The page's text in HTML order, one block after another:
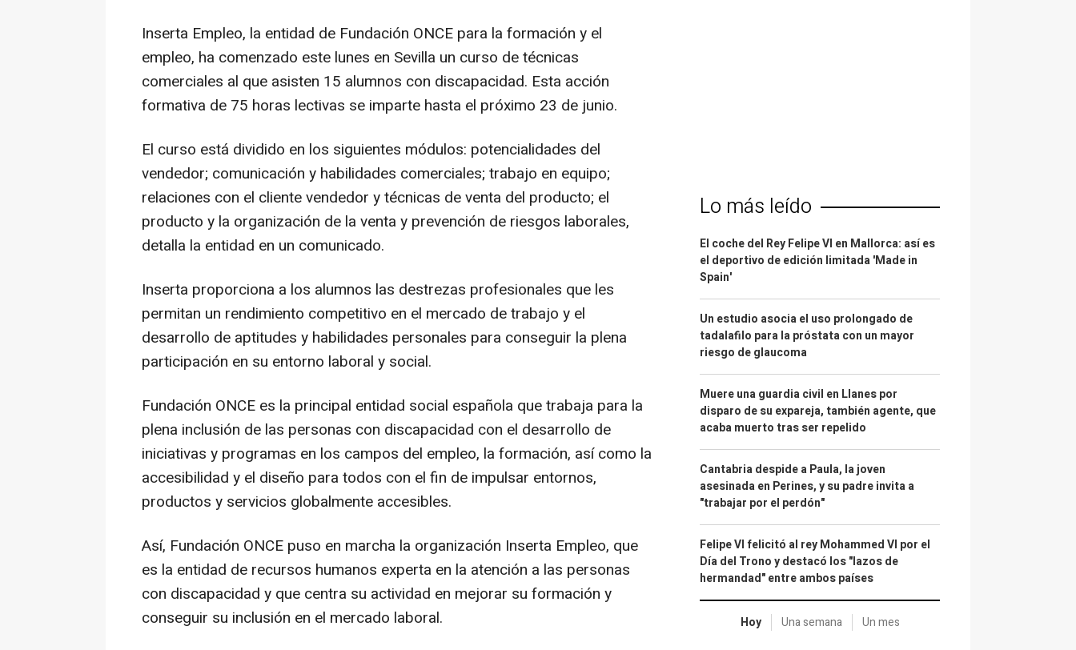
Inserta Empleo, la entidad de Fundación ONCE para la formación y el
empleo, ha comenzado este lunes en Sevilla un curso de técnicas
comerciales al que asisten 15 alumnos con discapacidad. Esta acción
formativa de 75 horas lectivas se imparte hasta el próximo 23 de junio.
El curso está dividido en los siguientes módulos: potencialidades del
vendedor; comunicación y habilidades comerciales; trabajo en equipo;
relaciones con el cliente vendedor y técnicas de venta del producto; el
producto y la organización de la venta y prevención de riesgos laborales,
detalla la entidad en un comunicado.
Inserta proporciona a los alumnos las destrezas profesionales que les
permitan un rendimiento competitivo en el mercado de trabajo y el
desarrollo de aptitudes y habilidades personales para conseguir la plena
participación en su entorno laboral y social.
Fundación ONCE es la principal entidad social española que trabaja para la
plena inclusión de las personas con discapacidad con el desarrollo de
iniciativas y programas en los campos del empleo, la formación, así como la
accesibilidad y el diseño para todos con el fin de impulsar entornos,
productos y servicios globalmente accesibles.
Así, Fundación ONCE puso en marcha la organización Inserta Empleo, que
es la entidad de recursos humanos experta en la atención a las personas
con discapacidad y que centra su actividad en mejorar su formación y
conseguir su inclusión en el mercado laboral.
Lo más leído
El coche del Rey Felipe VI en Mallorca: así es
el deportivo de edición limitada 'Made in
Spain'
Un estudio asocia el uso prolongado de
tadalafilo para la próstata con un mayor
riesgo de glaucoma
Muere una guardia civil en Llanes por
disparo de su expareja, también agente, que
acaba muerto tras ser repelido
Cantabria despide a Paula, la joven
asesinada en Perines, y su padre invita a
"trabajar por el perdón"
Felipe VI felicitó al rey Mohammed VI por el
Día del Trono y destacó los "lazos de
hermandad" entre ambos países
Hoy Una semana Un mes